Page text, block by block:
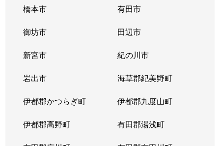
橋本市 有田市
御坊市 田辺市
新宮市 紀の川市
岩出市 海草郡紀美野町
伊都郡かつらぎ町 伊都郡九度山町
伊都郡高野町 有田郡湯浅町